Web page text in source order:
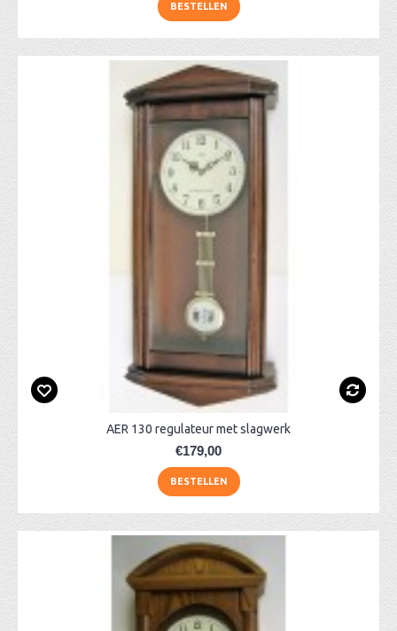
BESTELLEN
AER 130 regulateur met slagwerk
€179,00
BESTELLEN